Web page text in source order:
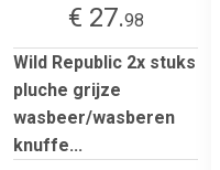
€ 27.98
Wild Republic 2x stuks
pluche grijze
wasbeer/wasberen
knuffe...